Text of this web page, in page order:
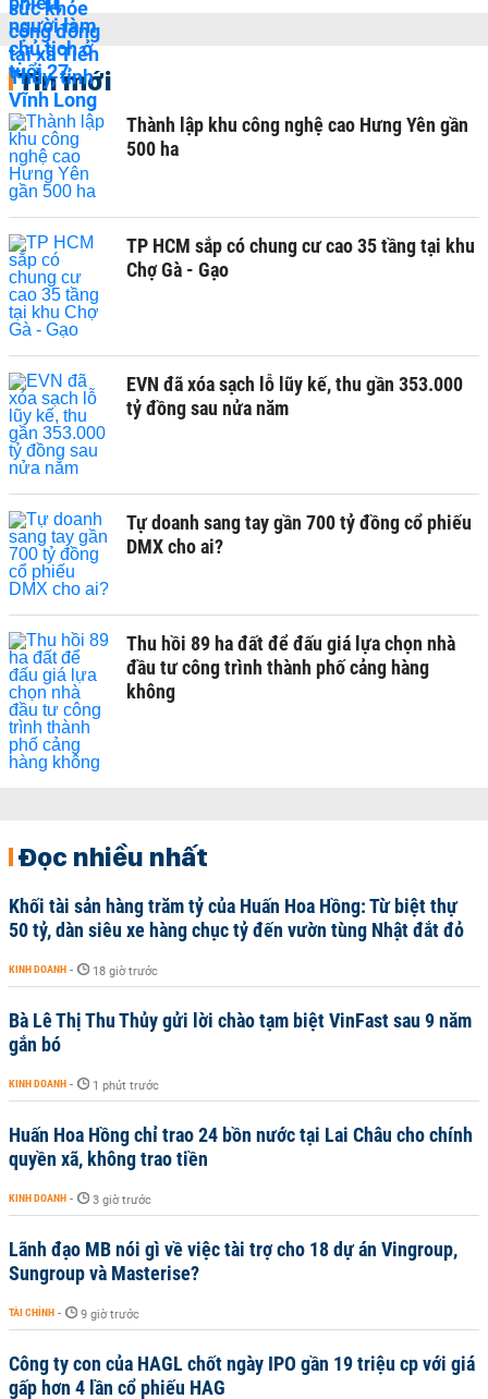
Tin mới
Thành lập khu công nghệ cao Hưng Yên gần
500 ha
TP HCM sắp có chung cư cao 35 tầng tại khu
Chợ Gà - Gạo
EVN đã xóa sạch lỗ lũy kế, thu gần 353.000
tỷ đồng sau nửa năm
Tự doanh sang tay gần 700 tỷ đồng cổ phiếu
DMX cho ai?
Thu hồi 89 ha đất để đấu giá lựa chọn nhà
đầu tư công trình thành phố cảng hàng
không
Đọc nhiều nhất
Khối tài sản hàng trăm tỷ của Huấn Hoa Hồng: Từ biệt thự
50 tỷ, dàn siêu xe hàng chục tỷ đến vườn tùng Nhật đắt đỏ
KINH DOANH - 18 giờ trước
Bà Lê Thị Thu Thủy gửi lời chào tạm biệt VinFast sau 9 năm
gắn bó
KINH DOANH - 1 phút trước
Huấn Hoa Hồng chỉ trao 24 bồn nước tại Lai Châu cho chính
quyền xã, không trao tiền
KINH DOANH - 3 giờ trước
Lãnh đạo MB nói gì về việc tài trợ cho 18 dự án Vingroup,
Sungroup và Masterise?
TÀI CHÍNH - 9 giờ trước
Công ty con của HAGL chốt ngày IPO gần 19 triệu cp với giá
gấp hơn 4 lần cổ phiếu HAG